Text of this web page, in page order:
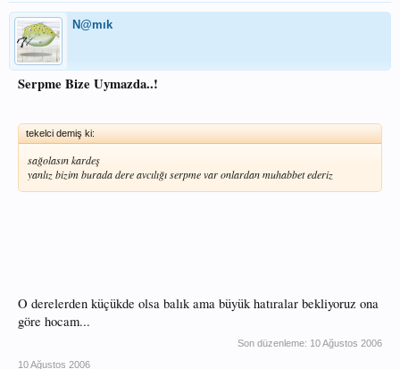
N@mık
Serpme Bize Uymazda..!
tekelci demiş ki:
sağolasın kardeş
yanlız bizim burada dere avcılığı serpme var onlardan muhabbet ederiz
O derelerden küçükde olsa balık ama büyük hatıralar bekliyoruz ona
göre hocam...
Son düzenleme: 10 Ağustos 2006
10 Ağustos 2006